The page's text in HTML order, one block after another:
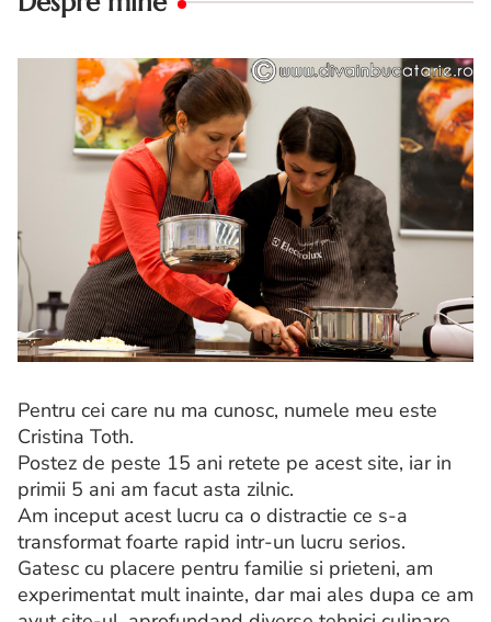
Pentru cei care nu ma cunosc, numele meu este
Cristina Toth.
Postez de peste 15 ani retete pe acest site, iar in
primii 5 ani am facut asta zilnic.
Am inceput acest lucru ca o distractie ce s-a
transformat foarte rapid intr-un lucru serios.
Gatesc cu placere pentru familie si prieteni, am
experimentat mult inainte, dar mai ales dupa ce am